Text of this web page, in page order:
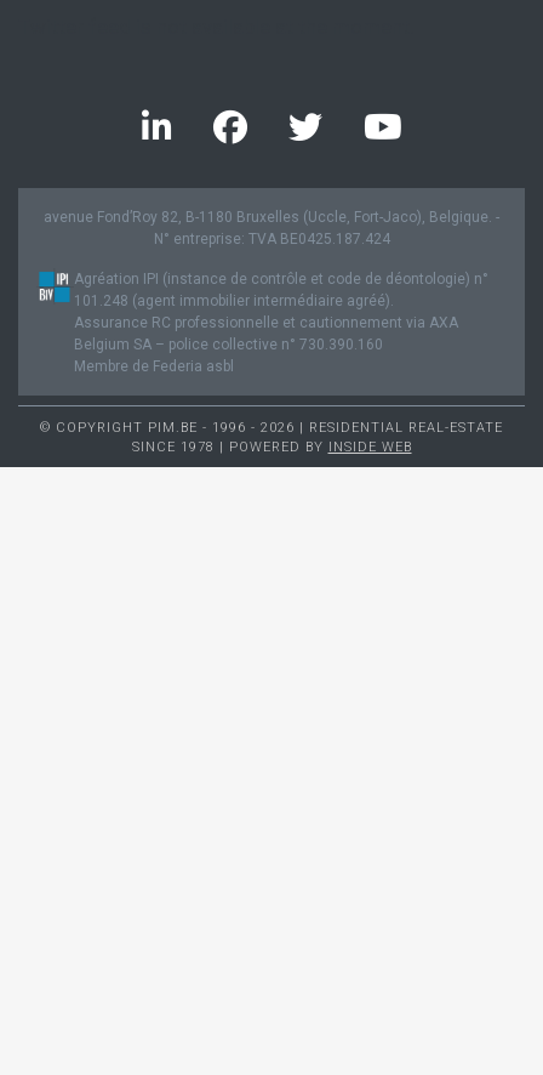
avenue Fond’Roy 82, B-1180 Bruxelles (Uccle, Fort-Jaco), Belgique. -
N° entreprise: TVA BE0425.187.424
Agréation IPI (instance de contrôle et code de déontologie) n°
101.248 (agent immobilier intermédiaire agréé).
Assurance RC professionnelle et cautionnement via AXA
Belgium SA – police collective n° 730.390.160
Membre de Federia asbl
© COPYRIGHT PIM.BE - 1996 - 2026 | RESIDENTIAL REAL-ESTATE
SINCE 1978 | POWERED BY INSIDE WEB